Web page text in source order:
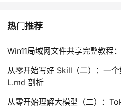
热门推荐
Win11局域网文件共享完整教程
从零开始写好 Skill（二）：一
L.md 剖析
从零开始理解大模型（二）：